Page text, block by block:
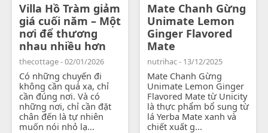
Villa Hồ Tràm giảm
giá cuối năm – Một
nơi để thương
nhau nhiều hơn
thecottage - 02/01/2026
Có những chuyến đi
không cần quá xa, chỉ
cần đúng nơi. Và có
những nơi, chỉ cần đặt
chân đến là tự nhiên
muốn nói nhỏ lạ...
Mate Chanh Gừng
Unimate Lemon
Ginger Flavored
Mate
nutrihac - 13/12/2025
Mate Chanh Gừng
Unimate Lemon Ginger
Flavored Mate từ Unicity
là thực phẩm bổ sung từ
lá Yerba Mate xanh và
chiết xuất g...